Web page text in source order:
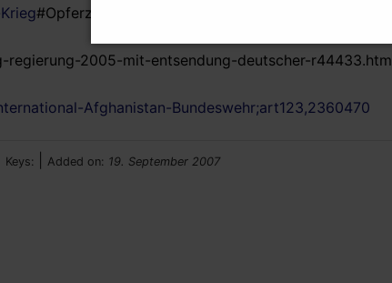
#Opferzahlen
2005-mit-entsendung-deutscher-r44433.htm
Afghanistan-Bundeswehr;art123,2360470
Keys: Added on: 19. September 2007